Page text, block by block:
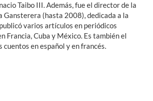
Taibo III. Además, fue el director de la
Gansterera (hasta 2008), dedicada a la
varios artículos en periódicos
Francia, Cuba y México. Es también el
cuentos en español y en francés.